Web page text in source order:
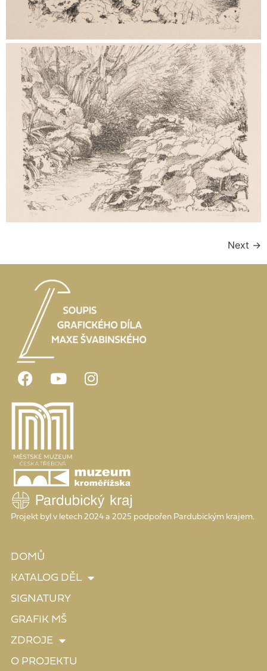
Next →
Projekt byl v letech 2024 a 2025 podpořen Pardubickým krajem.
DOMŮ
KATALOG DĚL
SIGNATURY
GRAFIK MŠ
ZDROJE
O PROJEKTU